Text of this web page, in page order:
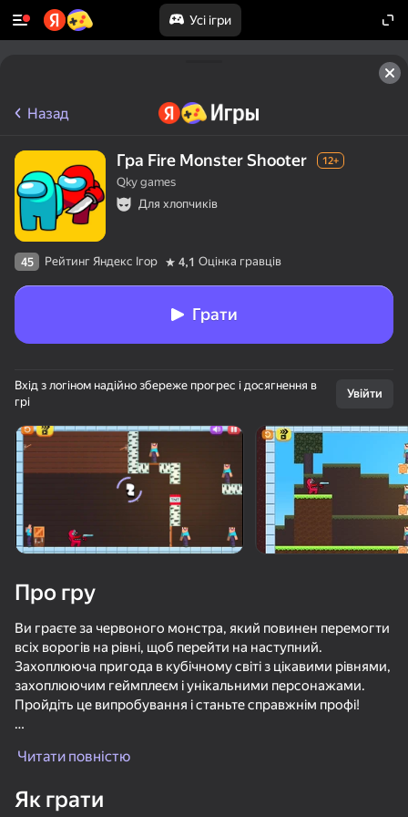
Усі ігри
Поверніть пристрій
Гра працює тільки в горизонтальній
орієнтації
Назад
Гра Fire Monster Shooter 12+
Qky games
Для хлопчиків
45 Рейтинг Яндекс Ігор 4,1 Оцінка гравців
Грати
Вхід з логіном надійно збереже прогрес і досягнення в
грі
Увійти
Про гру
Ви граєте за червоного монстра, який повинен перемогти
всіх ворогів на рівні, щоб перейти на наступний.
Захоплююча пригода в кубічному світі з цікавими рівнями,
захоплюючим геймплеєм і унікальними персонажами.
Пройдіть це випробування і станьте справжнім профі!
Весела фізика, що робить кожен рівень незабутнім
Різні біоми: ліс, пустеля, снігові землі, лавові річки, лаки-
Читати повністю
Як грати